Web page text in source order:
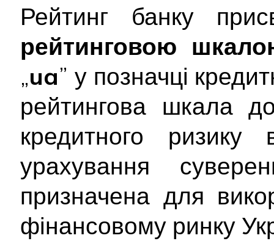
Рейтинг банку
рейтинговою
„ua” у позначці
рейтингова шкала
кредитного ризику
урахування
призначена для
фінансовому ринку